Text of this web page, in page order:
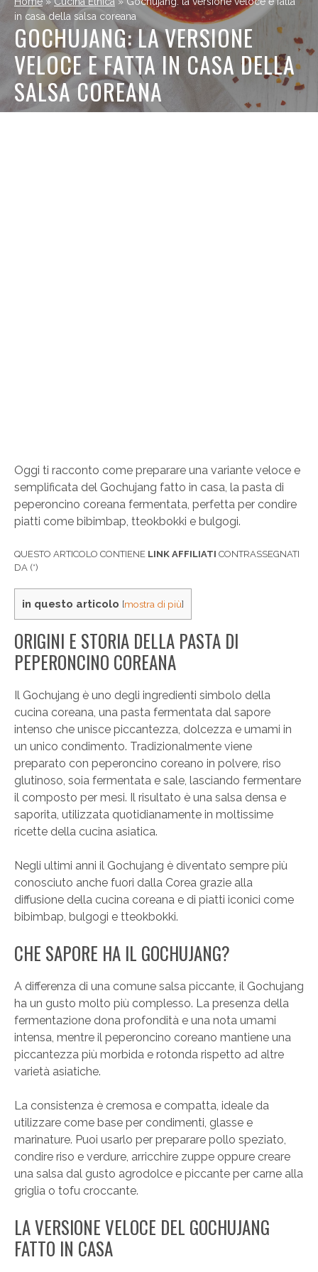
in casa della salsa coreana
GOCHUJANG: LA VERSIONE
VELOCE E FATTA IN CASA DELLA
SALSA COREANA
Oggi ti racconto come preparare una variante veloce e
semplificata del Gochujang fatto in casa, la pasta di
peperoncino coreana fermentata, perfetta per condire
piatti come bibimbap, tteokbokki e bulgogi.
QUESTO ARTICOLO CONTIENE LINK AFFILIATI CONTRASSEGNATI
DA (*)
in questo articolo [mostra di più]
ORIGINI E STORIA DELLA PASTA DI
PEPERONCINO COREANA
Il Gochujang è uno degli ingredienti simbolo della
cucina coreana, una pasta fermentata dal sapore
intenso che unisce piccantezza, dolcezza e umami in
un unico condimento. Tradizionalmente viene
preparato con peperoncino coreano in polvere, riso
glutinoso, soia fermentata e sale, lasciando fermentare
il composto per mesi. Il risultato è una salsa densa e
saporita, utilizzata quotidianamente in moltissime
ricette della cucina asiatica.
Negli ultimi anni il Gochujang è diventato sempre più
conosciuto anche fuori dalla Corea grazie alla
diffusione della cucina coreana e di piatti iconici come
bibimbap, bulgogi e tteokbokki.
CHE SAPORE HA IL GOCHUJANG?
A differenza di una comune salsa piccante, il Gochujang
ha un gusto molto più complesso. La presenza della
fermentazione dona profondità e una nota umami
intensa, mentre il peperoncino coreano mantiene una
piccantezza più morbida e rotonda rispetto ad altre
varietà asiatiche.
La consistenza è cremosa e compatta, ideale da
utilizzare come base per condimenti, glasse e
marinature. Puoi usarlo per preparare pollo speziato,
condire riso e verdure, arricchire zuppe oppure creare
una salsa dal gusto agrodolce e piccante per carne alla
griglia o tofu croccante.
LA VERSIONE VELOCE DEL GOCHUJANG
FATTO IN CASA